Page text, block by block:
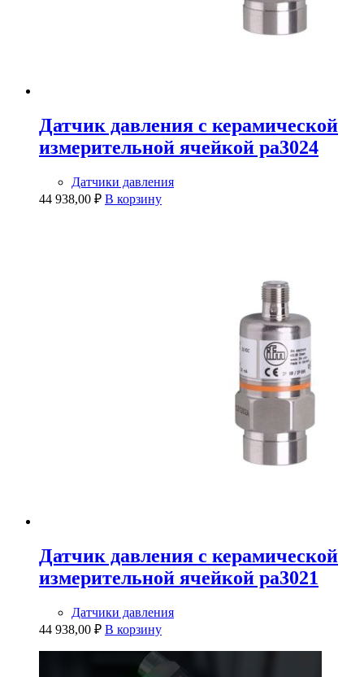
Датчик давления с керамической
измерительной ячейкой pa3024
Датчики давления
44 938,00 ₽ В корзину
Датчик давления с керамической
измерительной ячейкой pa3021
Датчики давления
44 938,00 ₽ В корзину